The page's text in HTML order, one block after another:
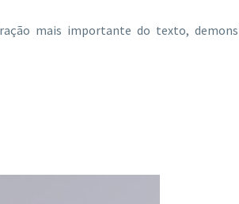
mais importante do texto,